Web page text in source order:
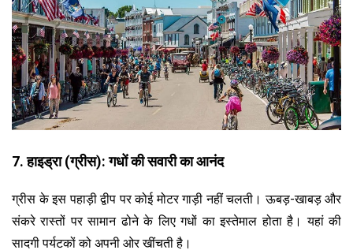
7. हाइड्रा (ग्रीस): गधों की सवारी का आनंद
ग्रीस के इस पहाड़ी द्वीप पर कोई मोटर गाड़ी नहीं चलती। ऊबड़-खाबड़ और
संकरे रास्तों पर सामान ढोने के लिए गधों का इस्तेमाल होता है। यहां की
सादगी पर्यटकों को अपनी ओर खींचती है।